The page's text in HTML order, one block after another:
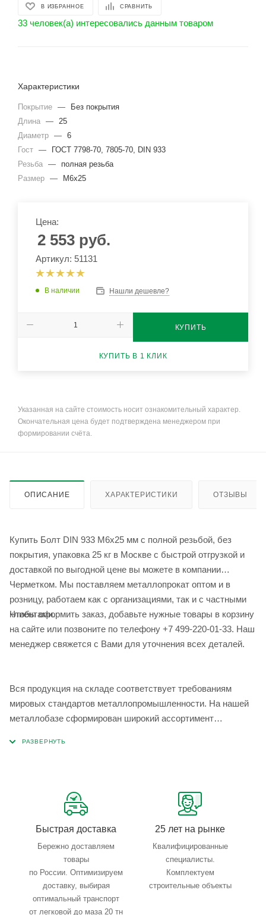
В ИЗБРАННОЕ СРАВНИТЬ
33 человек(а) интересовались данным товаром
Характеристики
Покрытие —
Без покрытия
Длина — 25
Диаметр — 6
Гост —
ГОСТ 7798-70, 7805-70, DIN 933
Резьба —
полная резьба
Размер — М6х25
Цена:
2 553 руб.
Артикул: 51131
В наличии Нашли дешевле?
КУПИТЬ
КУПИТЬ В 1 КЛИК
Указанная на сайте стоимость носит ознакомительный характер.
Окончательная цена будет подтверждена менеджером при
формировании счёта.
ОПИСАНИЕ ХАРАКТЕРИСТИКИ ОТЗЫВЫ
Купить Болт DIN 933 М6х25 мм с полной резьбой, без
покрытия, упаковка 25 кг в Москве с быстрой отгрузкой и
доставкой по выгодной цене вы можете в компании
Черметком. Мы поставляем металлопрокат оптом и в
розницу, работаем как с организациями, так и с частными
клиентами.
Чтобы оформить заказ, добавьте нужные товары в корзину
на сайте или позвоните по телефону +7 499-220-01-33. Наш
менеджер свяжется с Вами для уточнения всех деталей.
Вся продукция на складе соответствует требованиям
мировых стандартов металлопромышленности. На нашей
металлобазе сформирован широкий ассортимент
Быстрая доставка
Бережно доставляем
товары
по России. Оптимизируем
доставку, выбирая
оптимальный транспорт
от легковой до маза 20 тн
25 лет на рынке
Квалифицированные
специалисты.
Комплектуем
строительные объекты